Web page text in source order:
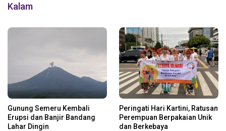
Kalam
Gunung Semeru Kembali
Erupsi dan Banjir Bandang
Lahar Dingin
Peringati Hari Kartini, Ratusan
Perempuan Berpakaian Unik
dan Berkebaya